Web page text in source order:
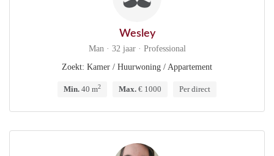
Wesley
Man · 32 jaar · Professional
Zoekt: Kamer / Huurwoning / Appartement
Min. 40 m2 Max. € 1000 Per direct